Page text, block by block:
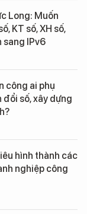
Long: Muốn
KT số, XH số,
sang IPv6
công ai phụ
số, xây dựng
hình thành các
nghiệp công